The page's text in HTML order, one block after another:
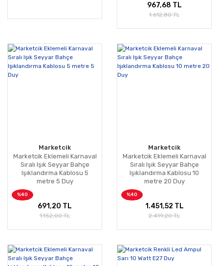
967,68 TL
1.612,80 TL
Marketcik
Marketcik Eklemeli Karnaval
Sıralı Işık Seyyar Bahçe
Işıklandırma Kablosu 5
metre 5 Duy
%40
691,20 TL
1.152,00 TL
Marketcik
Marketcik Eklemeli Karnaval
Sıralı Işık Seyyar Bahçe
Işıklandırma Kablosu 10
metre 20 Duy
%40
1.451,52 TL
2.419,20 TL